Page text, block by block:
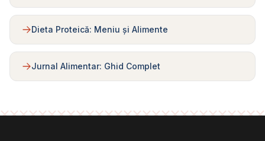
Dieta Proteică: Meniu și Alimente
Jurnal Alimentar: Ghid Complet